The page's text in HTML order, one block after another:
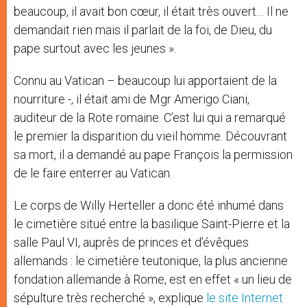
beaucoup, il avait bon cœur, il était très ouvert… Il ne
demandait rien mais il parlait de la foi, de Dieu, du
pape surtout avec les jeunes ».
Connu au Vatican – beaucoup lui apportaient de la
nourriture -, il était ami de Mgr Amerigo Ciani,
auditeur de la Rote romaine. C’est lui qui a remarqué
le premier la disparition du vieil homme. Découvrant
sa mort, il a demandé au pape François la permission
de le faire enterrer au Vatican.
Le corps de Willy Herteller a donc été inhumé dans
le cimetière situé entre la basilique Saint-Pierre et la
salle Paul VI, auprès de princes et d’évêques
allemands : le cimetière teutonique, la plus ancienne
fondation allemande à Rome, est en effet « un lieu de
sépulture très recherché », explique le site Internet